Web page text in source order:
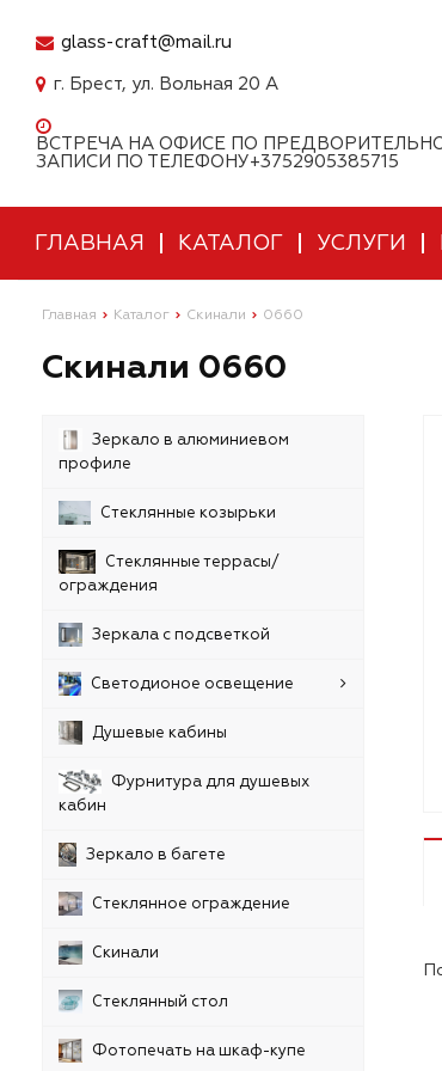
glass-craft@mail.ru
г. Брест, ул. Вольная 20 А
ВСТРЕЧА НА ОФИСЕ ПО
ЗАПИСИ ПО ТЕЛЕФОНУ+3752905385715
ГЛАВНАЯ КАТАЛОГ УСЛУГИ
Главная Каталог Скинали 0660
Скинали 0660
Зеркало в алюминиевом
профиле
Стеклянные козырьки
Стеклянные террасы/
ограждения
Зеркала с подсветкой
Светодионое освещение
Душевые кабины
Фурнитура для душевых
кабин
Зеркало в багете
Стеклянное ограждение
Скинали
Стеклянный стол
Фотопечать на шкаф-купе